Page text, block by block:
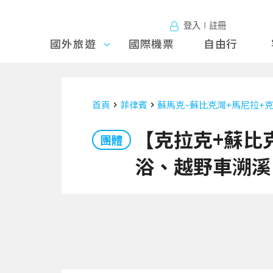
登入∣註冊
國外旅
國外旅遊 國際機票 自由行
首頁 菲律賓 蘇馬克~蘇比克灣+馬尼拉+
團體
【克拉克+蘇
浴、越野車溯